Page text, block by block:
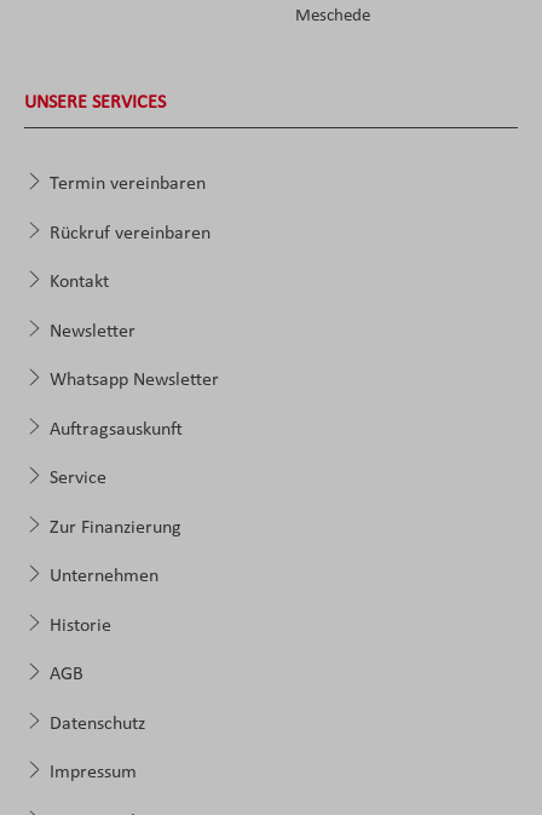
Meschede
UNSERE SERVICES
Termin vereinbaren
Rückruf vereinbaren
Kontakt
Newsletter
Whatsapp Newsletter
Auftragsauskunft
Service
Zur Finanzierung
Unternehmen
Historie
AGB
Datenschutz
Impressum